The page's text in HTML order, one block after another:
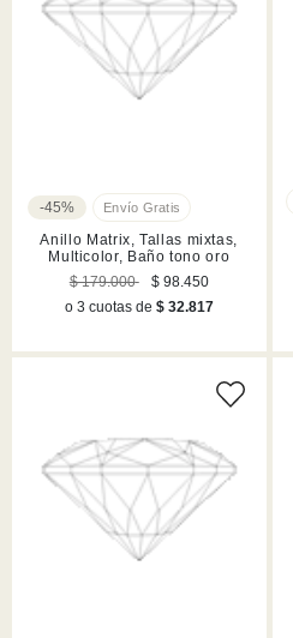
-45%
Anillo Matrix, Tallas mixtas,
Multicolor, Baño tono oro
$ 179.000
$ 98.450
o 3 cuotas de $ 32.817